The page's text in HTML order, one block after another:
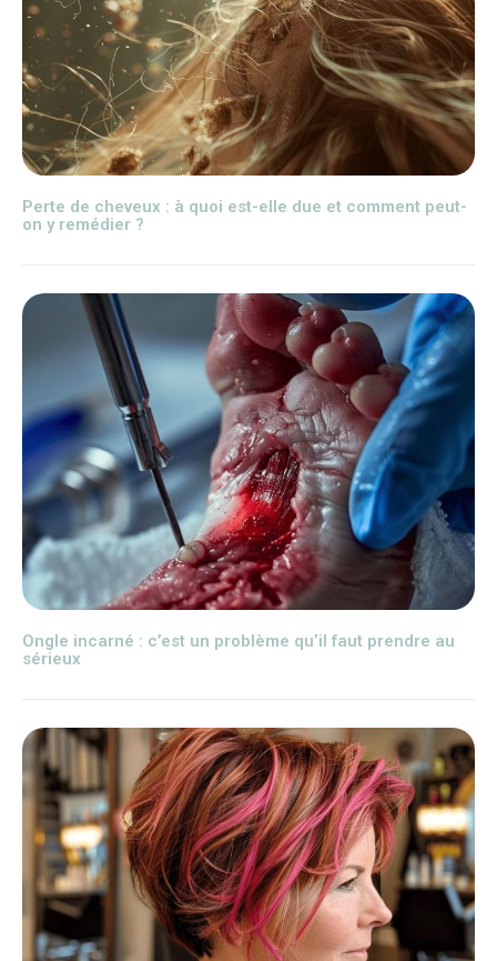
Perte de cheveux : à quoi est-elle due et comment peut-
on y remédier ?
Ongle incarné : c’est un problème qu’il faut prendre au
sérieux